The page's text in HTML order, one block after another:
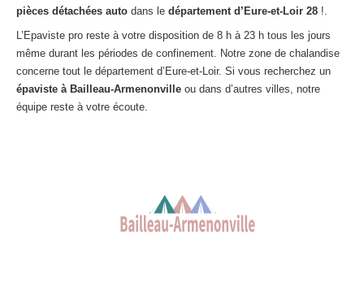
01 83 64 20 40
pièces détachées auto dans le département d’Eure-et-Loir 28 !.
L’Epaviste pro reste à votre disposition de 8 h à 23 h tous les jours
même durant les périodes de confinement. Notre zone de chalandise
concerne tout le département d’Eure-et-Loir. Si vous recherchez un
épaviste à Bailleau-Armenonville ou dans d’autres villes, notre
équipe reste à votre écoute.